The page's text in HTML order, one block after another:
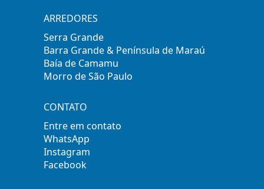
ARREDORES
Serra Grande
Barra Grande & Península de Maraú
Baía de Camamu
Morro de São Paulo
CONTATO
Entre em contato
WhatsApp
Instagram
Facebook